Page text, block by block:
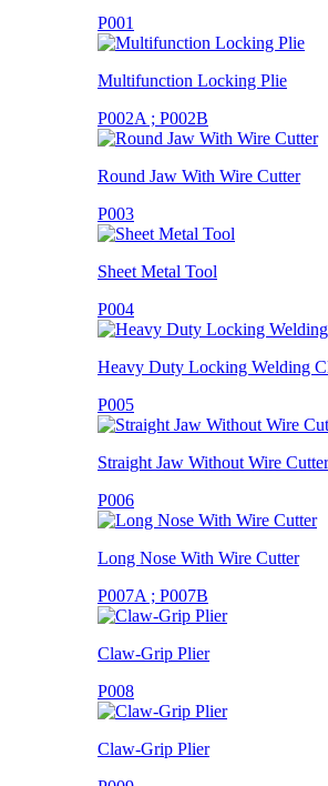
P001
Multifunction Locking Plie
P002A ; P002B
Round Jaw With Wire Cutter
P003
Sheet Metal Tool
P004
Heavy Duty Locking Welding
P005
Straight Jaw Without Wire Cutter
P006
Long Nose With Wire Cutter
P007A ; P007B
Claw-Grip Plier
P008
Claw-Grip Plier